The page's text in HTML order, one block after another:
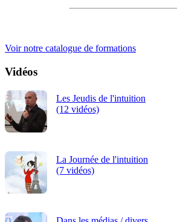
Voir notre catalogue de formations
Vidéos
Les Jeudis de l'intuition
(12 vidéos)
La Journée de l'intuition
(7 vidéos)